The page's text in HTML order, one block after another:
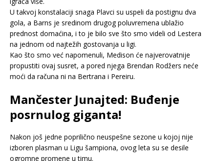
U takvoj konstalaciji snaga Plavci su uspeli da postignu dva
gola, a Barns je sredinom drugog poluvremena ublažio
prednost domaćina, i to je bilo sve što smo videli od Lestera
na jednom od najtežih gostovanja u ligi.
Kao što smo već napomenuli, Medison će najverovatnije
propustiti ovaj susret, a pored njega Brendan Rodžers neće
moći da računa ni na Bertrana i Pereiru.
Mančester Junajted: Buđenje
posrnulog giganta!
Nakon još jedne poprilično neuspešne sezone u kojoj nije
izboren plasman u Ligu šampiona, ovog leta su se desile
ogromne promene u timu.